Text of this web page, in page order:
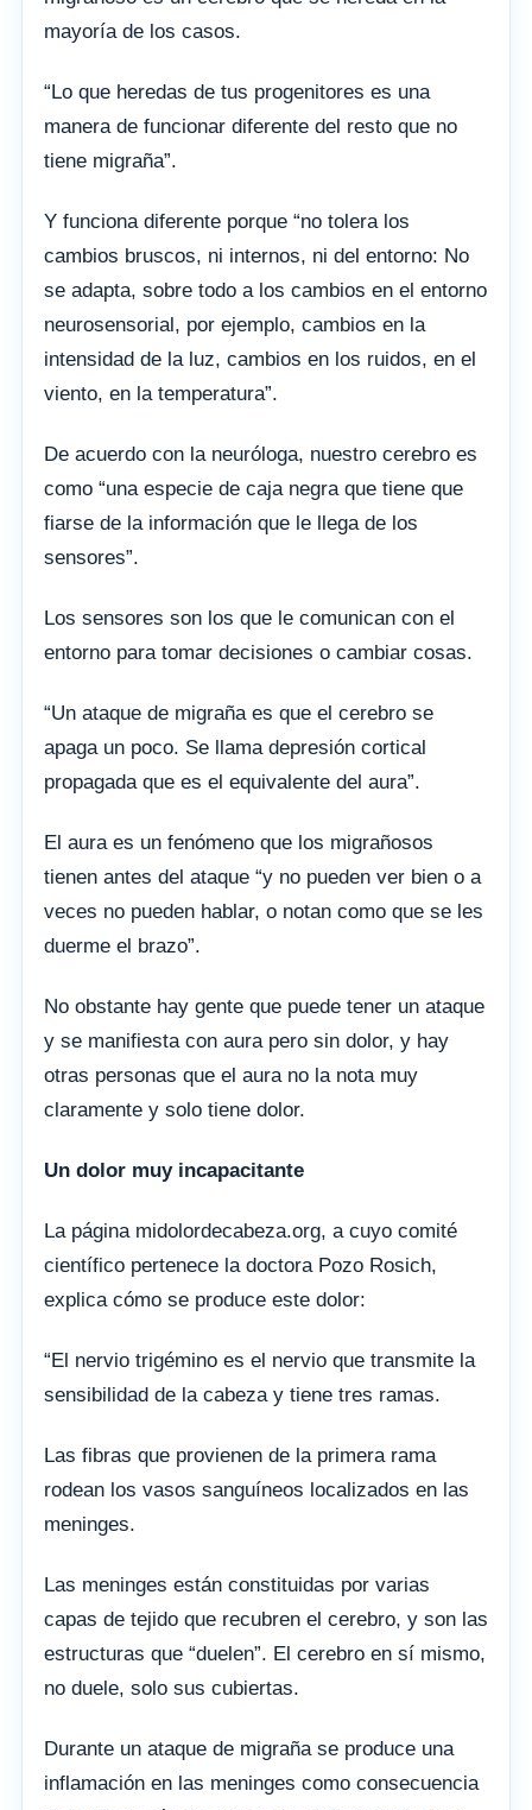
mayoría de los casos.
“Lo que heredas de tus progenitores es una
manera de funcionar diferente del resto que no
tiene migraña”.
Y funciona diferente porque “no tolera los
cambios bruscos, ni internos, ni del entorno: No
se adapta, sobre todo a los cambios en el entorno
neurosensorial, por ejemplo, cambios en la
intensidad de la luz, cambios en los ruidos, en el
viento, en la temperatura”.
De acuerdo con la neuróloga, nuestro cerebro es
como “una especie de caja negra que tiene que
fiarse de la información que le llega de los
sensores”.
Los sensores son los que le comunican con el
entorno para tomar decisiones o cambiar cosas.
“Un ataque de migraña es que el cerebro se
apaga un poco. Se llama depresión cortical
propagada que es el equivalente del aura”.
El aura es un fenómeno que los migrañosos
tienen antes del ataque “y no pueden ver bien o a
veces no pueden hablar, o notan como que se les
duerme el brazo”.
No obstante hay gente que puede tener un ataque
y se manifiesta con aura pero sin dolor, y hay
otras personas que el aura no la nota muy
claramente y solo tiene dolor.
Un dolor muy incapacitante
La página midolordecabeza.org, a cuyo comité
científico pertenece la doctora Pozo Rosich,
explica cómo se produce este dolor:
“El nervio trigémino es el nervio que transmite la
sensibilidad de la cabeza y tiene tres ramas.
Las fibras que provienen de la primera rama
rodean los vasos sanguíneos localizados en las
meninges.
Las meninges están constituidas por varias
capas de tejido que recubren el cerebro, y son las
estructuras que “duelen”. El cerebro en sí mismo,
no duele, solo sus cubiertas.
Durante un ataque de migraña se produce una
inflamación en las meninges como consecuencia